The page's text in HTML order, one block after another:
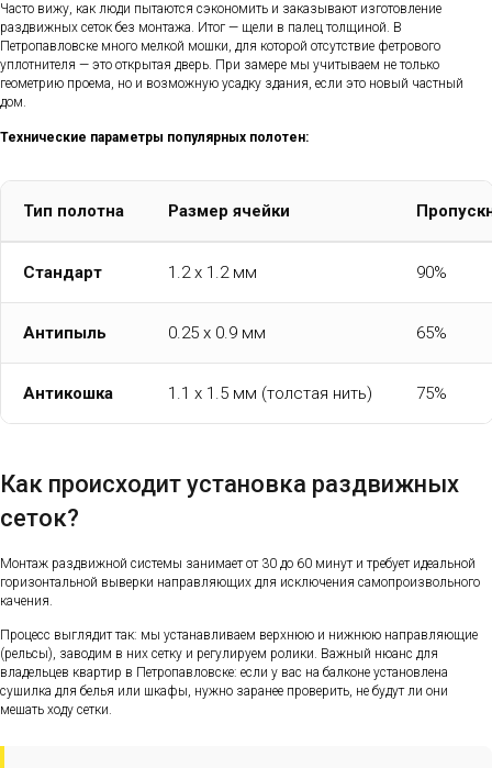
Часто вижу, как люди пытаются сэкономить и заказывают изготовление
раздвижных сеток без монтажа. Итог — щели в палец толщиной. В
Петропавловске много мелкой мошки, для которой отсутствие фетрового
уплотнителя — это открытая дверь. При замере мы учитываем не только
геометрию проема, но и возможную усадку здания, если это новый частный
дом.
Технические параметры популярных полотен:
Тип полотна Размер ячейки
Стандарт 1.2 x 1.2 мм 90%
Антипыль 0.25 x 0.9 мм 65%
Антикошка 1.1 x 1.5 мм (толстая нить) 75%
Как происходит установка раздвижных
сеток?
Монтаж раздвижной системы занимает от 30 до 60 минут и требует идеальной
горизонтальной выверки направляющих для исключения самопроизвольного
качения.
Процесс выглядит так: мы устанавливаем верхнюю и нижнюю направляющие
(рельсы), заводим в них сетку и регулируем ролики. Важный нюанс для
владельцев квартир в Петропавловске: если у вас на балконе установлена
сушилка для белья или шкафы, нужно заранее проверить, не будут ли они
мешать ходу сетки.